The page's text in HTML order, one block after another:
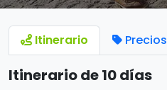
Itinerario Precios
Itinerario de 10 días